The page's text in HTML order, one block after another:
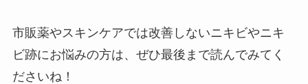
市販薬やスキンケアでは改善しないニキビやニキ
ビ跡にお悩みの方は、ぜひ最後まで読んでみてく
ださいね！